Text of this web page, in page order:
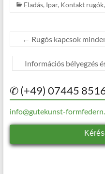
Eladás, Ipar, Kontakt rugók,
← Rugós kapcsok
Információs bélyegzés
✆ (+49) 07445
info@gutekunst-